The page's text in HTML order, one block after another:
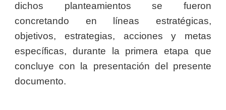
dichos planteamientos se fueron
concretando en líneas estratégicas,
objetivos, estrategias, acciones y metas
específicas, durante la primera etapa que
concluye con la presentación del presente
documento.